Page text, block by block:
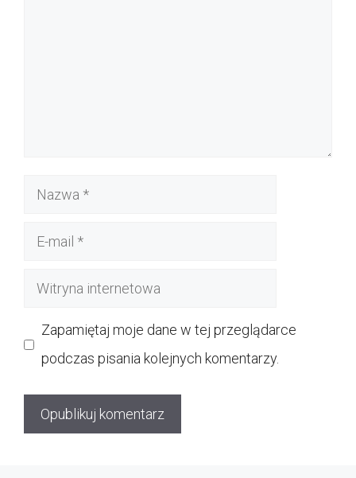
Nazwa
Witryna
Zapamiętaj moje dane w tej przeglądarce
podczas pisania kolejnych komentarzy.